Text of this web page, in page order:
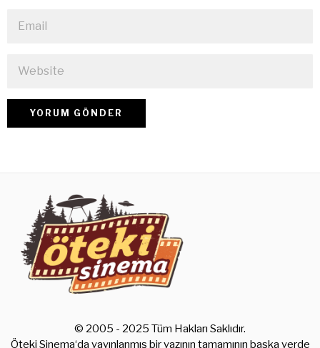
© 2005 - 2025 Tüm Hakları Saklıdır.
Öteki Sinema‘da yayınlanmış bir yazının tamamının başka yerde